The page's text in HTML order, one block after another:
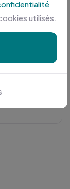
utilisés.